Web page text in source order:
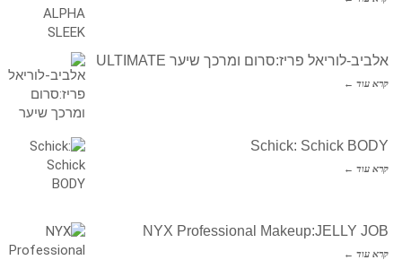
אלביב-לוריאל פריז:סרום ומרכך שיער ULTIMATE
קרא עוד ←
Schick: Schick BODY
קרא עוד ←
NYX Professional Makeup:JELLY JOB
קרא עוד ←